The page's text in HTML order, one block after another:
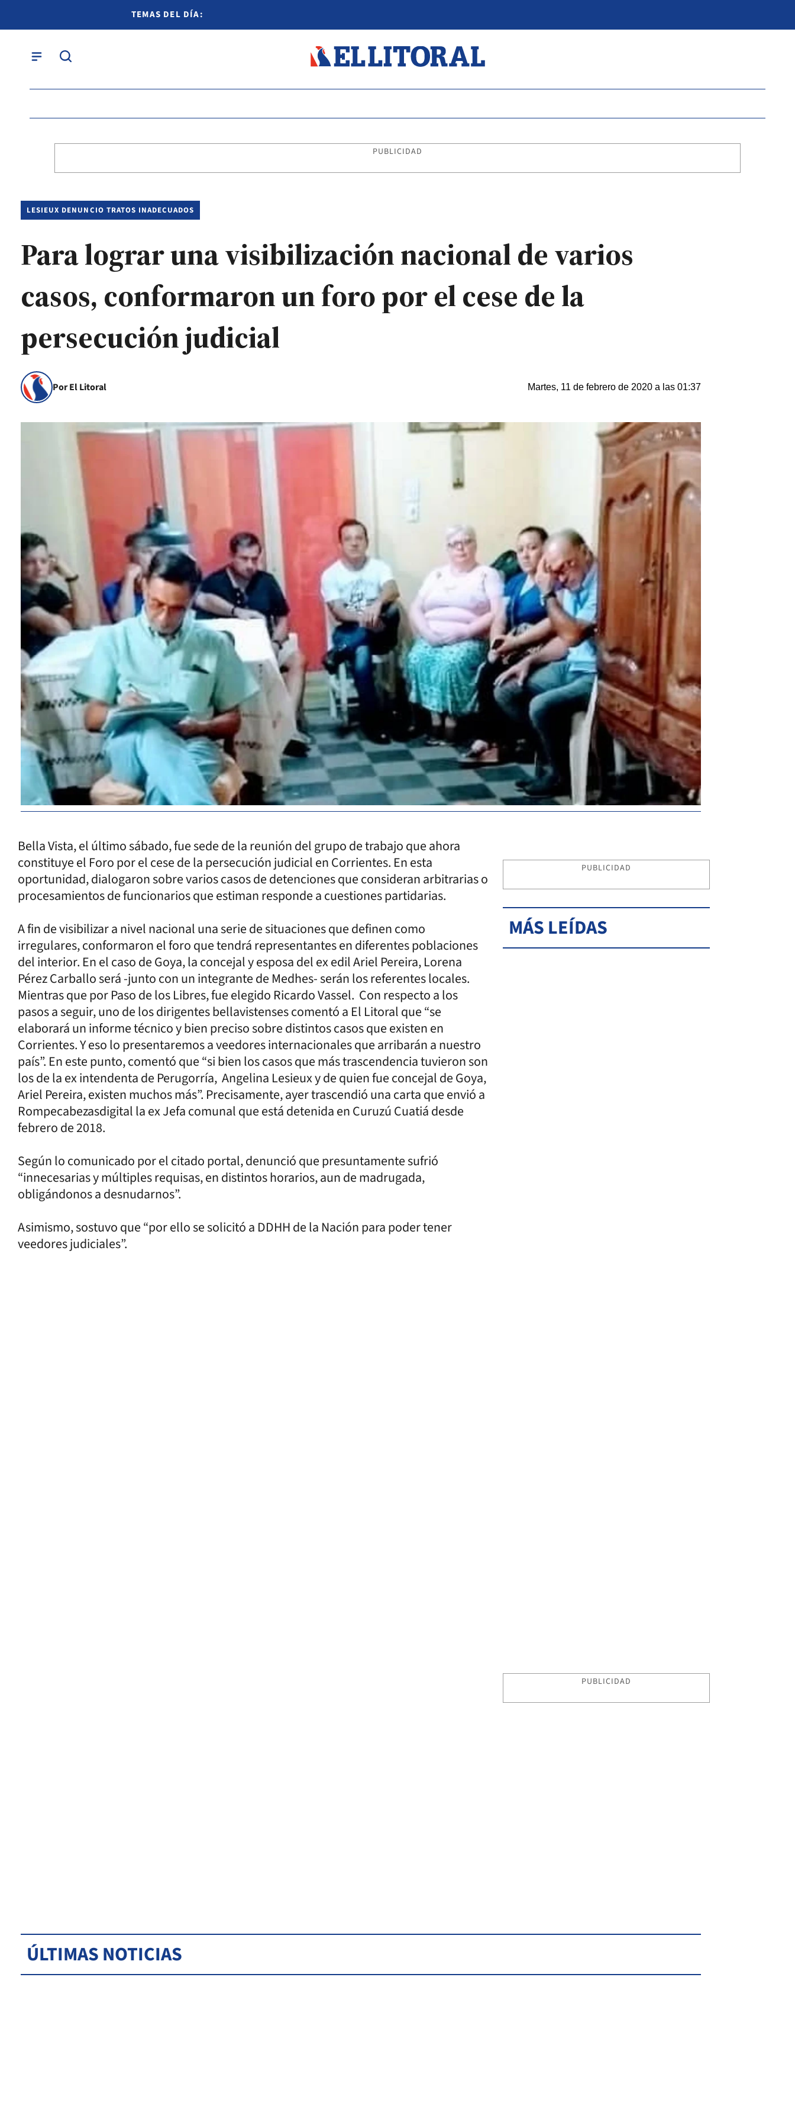
TEMAS DEL DÍA:
PUBLICIDAD
LESIEUX DENUNCIO TRATOS INADECUADOS
Para lograr una visibilización nacional de varios
casos, conformaron un foro por el cese de la
persecución judicial
Por El Litoral Martes, 11 de febrero de 2020 a las 01:37
Bella Vista, el último sábado, fue sede de la reunión del grupo de trabajo que ahora
constituye el Foro por el cese de la persecución judicial en Corrientes. En esta
oportunidad, dialogaron sobre varios casos de detenciones que consideran arbitrarias o
procesamientos de funcionarios que estiman responde a cuestiones partidarias.
A fin de visibilizar a nivel nacional una serie de situaciones que definen como
irregulares, conformaron el foro que tendrá representantes en diferentes poblaciones
del interior. En el caso de Goya, la concejal y esposa del ex edil Ariel Pereira, Lorena
Pérez Carballo será -junto con un integrante de Medhes- serán los referentes locales.
Mientras que por Paso de los Libres, fue elegido Ricardo Vassel. Con respecto a los
pasos a seguir, uno de los dirigentes bellavistenses comentó a El Litoral que “se
elaborará un informe técnico y bien preciso sobre distintos casos que existen en
Corrientes. Y eso lo presentaremos a veedores internacionales que arribarán a nuestro
país”. En este punto, comentó que “si bien los casos que más trascendencia tuvieron son
los de la ex intendenta de Perugorría, Angelina Lesieux y de quien fue concejal de Goya,
Ariel Pereira, existen muchos más”. Precisamente, ayer trascendió una carta que envió a
Rompecabezasdigital la ex Jefa comunal que está detenida en Curuzú Cuatiá desde
febrero de 2018.
Según lo comunicado por el citado portal, denunció que presuntamente sufrió
“innecesarias y múltiples requisas, en distintos horarios, aun de madrugada,
obligándonos a desnudarnos”.
Asimismo, sostuvo que “por ello se solicitó a DDHH de la Nación para poder tener
veedores judiciales”.
PUBLICIDAD
MÁS LEÍDAS
PUBLICIDAD
ÚLTIMAS NOTICIAS